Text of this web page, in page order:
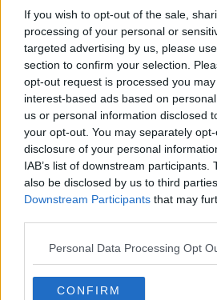
If you wish to opt-out of the sale,
processing of your personal or
targeted advertising by us, please
section to confirm your selection.
opt-out request is processed you
interest-based ads based on
us or personal information disclosed
your opt-out. You may separately
disclosure of your personal
IAB’s list of downstream participants.
also be disclosed by us to third
Downstream Participants that may
Personal Data Processing Opt
CONFIRM
Han forstätter vidare norrut till
vidare Odengatan till Hälsingegatan
(alternativt tar vänster vid någon av
fram till Hälsingegatan)
23:30-23:45
CA ankommer lägenheten i Vasastan.
__________________
Senast redigerad av kato85 2020-03-05 kl. 00:54.
kato85
Ursprungligen postat av
Christer Andersson, även känd som
stämmer bäst in som gärningsman
om den ensamma galningen. Vi får se